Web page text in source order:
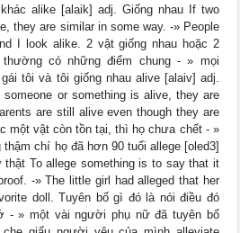
alike [alaik] adj. Giống nhau If two
they are similar in some way. -» People
I look alike. 2 vật giống nhau hoặc 2
có những điểm chung - » mọi
tôi và tôi giống nhau alive [alaiv] adj.
or something is alive, they are
are still alive even though they are
một vật còn tồn tại, thì họ chưa chết - »
chí họ đã hơn 90 tuổi allege [oled3]
To allege something is to say that it
-» The little girl had alleged that her
doll. Tuyên bố gì đó là nói điều đó
- » một vài người phụ nữ đã tuyên bố